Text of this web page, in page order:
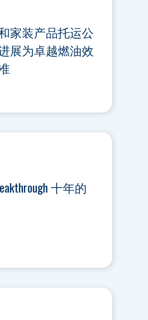
家装产品托运公
展为卓越燃油效
十年的